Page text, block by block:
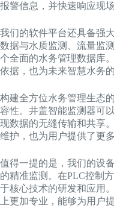
报警信息，并快速响应现场
我们的软件平台还具备强
数据与水质监测、流量监
个全面的水务管理数据库
依据，也为未来智慧水务
构建全方位水务管理生态
容性。井盖智能监测器可
现数据的无缝传输和共享
维护，也为用户提供了更
值得一提的是，我们的设
的精准监测。在PLC控制
于核心技术的研发和应用
上更加专业，能够为用户